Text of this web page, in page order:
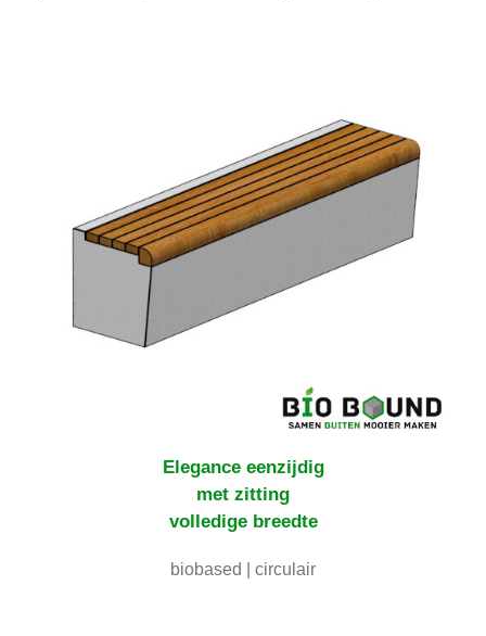
Elegance eenzijdig
met zitting
volledige breedte
biobased | circulair